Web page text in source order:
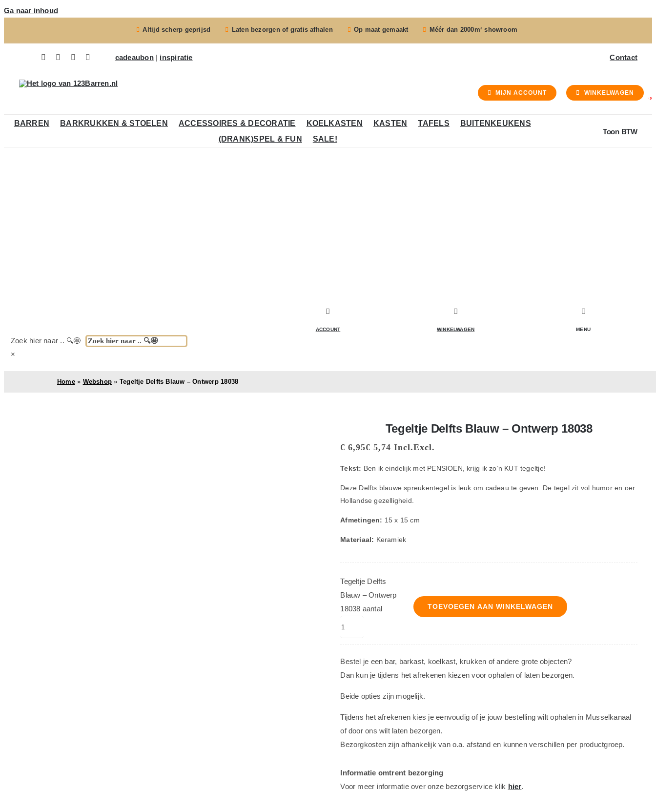
Ga naar inhoud
Altijd scherp geprijsd Laten bezorgen of gratis afhalen Op maat gemaakt Méér dan 2000m² showroom
cadeaubon| inspiratie Contact
MIJN ACCOUNT WINKELWAGEN
BARREN BARKRUKKEN & STOELEN ACCESSOIRES & DECORATIE KOELKASTEN KASTEN TAFELS
BUITENKEUKENS
(DRANK)SPEL & FUN
SALE!
Toon BTW
ACCOUNT WINKELWAGEN MENU
Zoek hier naar .. 🔍🤩
×
Home» Webshop » Tegeltje Delfts Blauw – Ontwerp 18038
Tegeltje Delfts Blauw – Ontwerp 18038
€ 6,95€ 5,74 Incl.Excl.
Tekst: Ben ik eindelijk met PENSIOEN, krijg ik zo’n KUT tegeltje!
Deze Delfts blauwe spreukentegel is leuk om cadeau te geven. De tegel zit vol humor en oer
Hollandse gezelligheid.
Afmetingen: 15 x 15 cm
Materiaal: Keramiek
Tegeltje Delfts
Blauw – Ontwerp
18038 aantal
TOEVOEGEN AAN WINKELWAGEN
Bestel je een bar, barkast, koelkast, krukken of andere grote objecten?
Dan kun je tijdens het afrekenen kiezen voor ophalen of laten bezorgen.
Beide opties zijn mogelijk.
Tijdens het afrekenen kies je eenvoudig of je jouw bestelling wilt ophalen in Musselkanaal
of door ons wilt laten bezorgen.
Bezorgkosten zijn afhankelijk van o.a. afstand en kunnen verschillen per productgroep.
Informatie omtrent bezorging
Voor meer informatie over onze bezorgservice klik hier.